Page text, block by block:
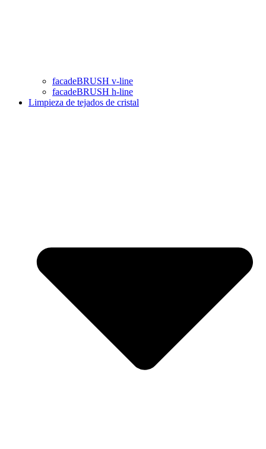
facadeBRUSH v-line
facadeBRUSH h-line
Limpieza de tejados de cristal